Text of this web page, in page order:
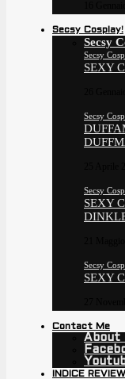
Secsy Cosplay!
Secsy
Secsy
SEXY
Secsy
Secsy
SEXY
Secsy
SEXY
Contact Me
About
INDICE REVIEW